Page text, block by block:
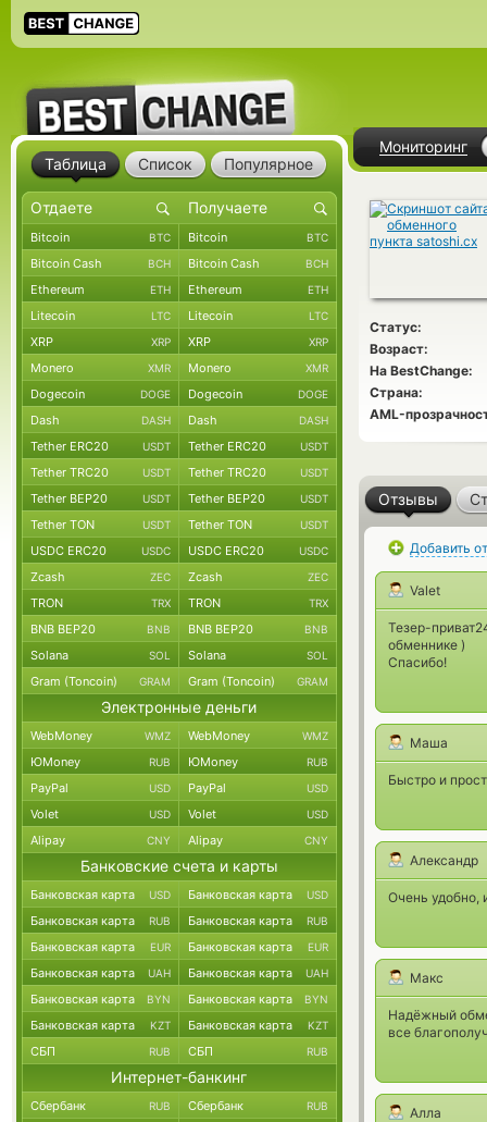
Мониторинг
Статус:
Возраст:
На BestChange:
Страна:
AML-
Отзывы
Добавить
Valet
Тезер-
обменнике )
Спасибо!
Маша
Быстро и
Александр
Очень удобно,
Макс
Надёжный
все
Алла
Таблица Список Популярное
Bitcoin BTC Bitcoin BTC
Bitcoin Cash BCH Bitcoin Cash BCH
Ethereum ETH Ethereum ETH
Litecoin LTC Litecoin LTC
XRP XRP XRP XRP
Monero XMR Monero XMR
Dogecoin DOGE Dogecoin DOGE
Dash DASH Dash DASH
Tether ERC20 USDT Tether ERC20 USDT
Tether TRC20 USDT Tether TRC20 USDT
Tether BEP20 USDT Tether BEP20 USDT
Tether TON USDT Tether TON USDT
USDC ERC20 USDC USDC ERC20 USDC
Zcash ZEC Zcash ZEC
TRON TRX TRON TRX
BNB BEP20 BNB BNB BEP20 BNB
Solana SOL Solana SOL
Gram (Toncoin) GRAM Gram (Toncoin) GRAM
Электронные деньги
WebMoney WMZ WebMoney WMZ
ЮMoney RUB ЮMoney RUB
PayPal USD PayPal USD
Volet USD Volet USD
Alipay CNY Alipay CNY
Банковские счета и карты
Банковская карта USD Банковская карта USD
Банковская карта RUB Банковская карта RUB
Банковская карта EUR Банковская карта EUR
Банковская карта UAH Банковская карта UAH
Банковская карта BYN Банковская карта BYN
Банковская карта KZT Банковская карта KZT
СБП RUB СБП RUB
Интернет-банкинг
Сбербанк RUB Сбербанк RUB